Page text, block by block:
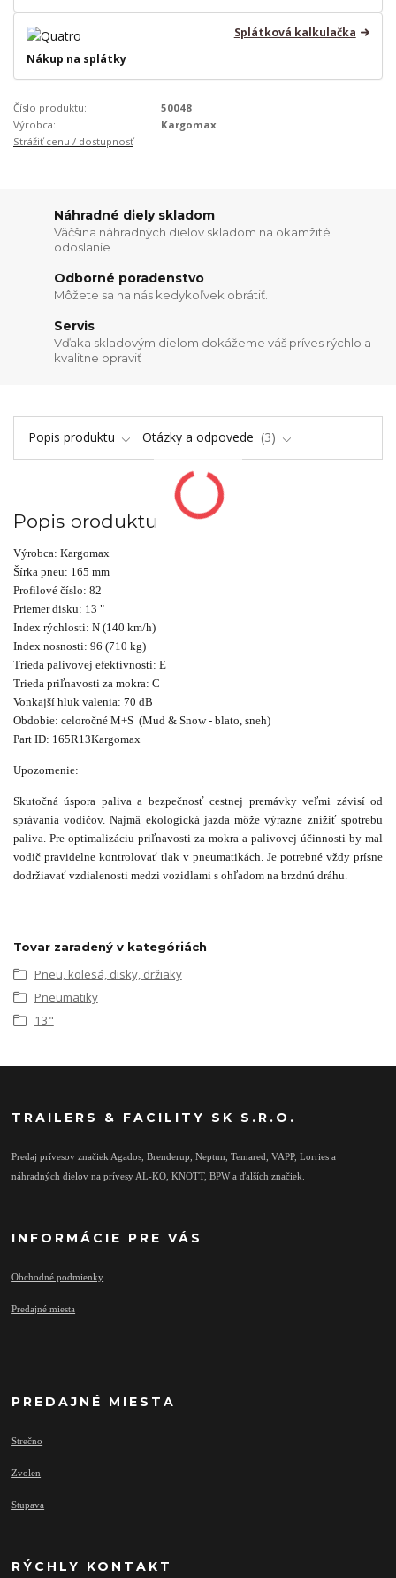
Splátková kalkulačka
Nákup na splátky
Číslo produktu:
50048
Výrobca:
Kargomax
Strážiť cenu / dostupnosť
Náhradné diely skladom
Väčšina náhradných dielov skladom na okamžité
odoslanie
Odborné poradenstvo
Môžete sa na nás kedykoľvek obrátiť.
Servis
Vďaka skladovým dielom dokážeme váš príves rýchlo a
kvalitne opraviť
Popis produktu Otázky a odpovede 3
Popis produktu
Výrobca: Kargomax
Šírka pneu: 165 mm
Profilové číslo: 82
Priemer disku: 13 "
Index rýchlosti: N (140 km/h)
Index nosnosti: 96 (710 kg)
Trieda palivovej efektívnosti: E
Trieda priľnavosti za mokra: C
Vonkajší hluk valenia: 70 dB
Obdobie: celoročné M+S  (Mud & Snow - blato, sneh)
Part ID: 165R13Kargomax
Upozornenie:
Skutočná úspora paliva a bezpečnosť cestnej premávky veľmi závisí od
správania vodičov. Najmä ekologická jazda môže výrazne znížiť spotrebu
paliva. Pre optimalizáciu priľnavosti za mokra a palivovej účinnosti by mal
vodič pravidelne kontrolovať tlak v pneumatikách. Je potrebné vždy prísne
dodržiavať vzdialenosti medzi vozidlami s ohľadom na brzdnú dráhu.
Tovar zaradený v kategóriách
Pneu, kolesá, disky, držiaky
Pneumatiky
13"
TRAILERS & FACILITY SK S.R.O.
Predaj prívesov značiek Agados, Brenderup, Neptun, Temared, VAPP, Lorries a
náhradných dielov na prívesy AL-KO, KNOTT, BPW a ďalších značiek.
INFORMÁCIE PRE VÁS
Obchodné podmienky
Predajné miesta
PREDAJNÉ MIESTA
Strečno
Zvolen
Stupava
RÝCHLY KONTAKT